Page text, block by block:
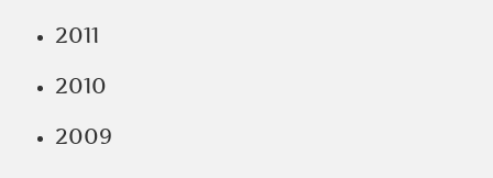
2011
2010
2009